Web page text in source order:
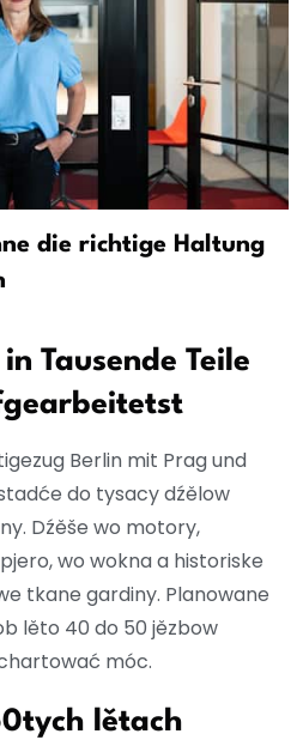
die richtige Haltung
Tausende Teile
Berlin mit Prag und
do tysacy dźělow
Dźěše wo motory,
wo wokna a historiske
tkane gardiny. Planowane
lěto 40 do 50 jězbow
móc.
lětach